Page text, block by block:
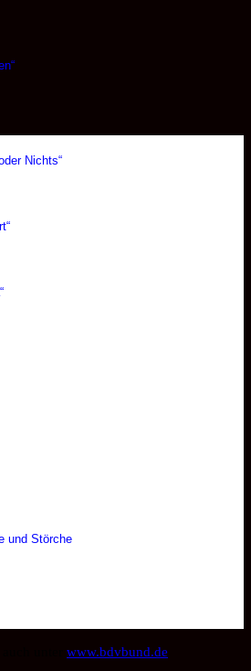
Nichts“
und Störche
www.bdvbund.de